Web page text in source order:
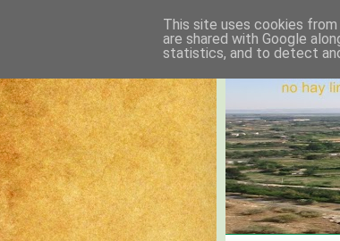
This site uses cookies
are shared with Google
statistics, and to detect